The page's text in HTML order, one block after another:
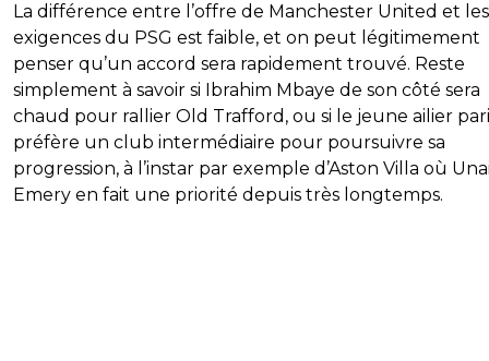
La différence entre l’offre de Manchester United et les
exigences du PSG est faible, et on peut légitimement
penser qu’un accord sera rapidement trouvé. Reste
simplement à savoir si Ibrahim Mbaye de son côté sera
chaud pour rallier Old Trafford, ou si le jeune ailier
préfère un club intermédiaire pour poursuivre sa
progression, à l’instar par exemple d’Aston Villa où
Emery en fait une priorité depuis très longtemps.